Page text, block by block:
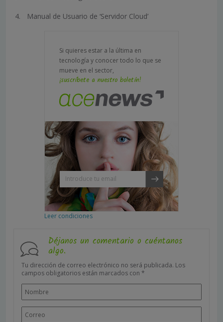
Manual de Usuario de ‘Servidor Cloud’
Si quieres estar a la última en
tecnología y conocer todo lo que se
mueve en el sector,
¡suscríbete a nuestro boletín!
Leer condiciones
Déjanos un comentario o cuéntanos
algo.
Tu dirección de correo electrónico no será publicada. Los
campos obligatorios están marcados con *